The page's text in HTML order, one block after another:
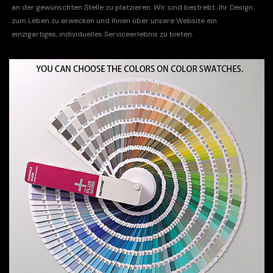
an der gewünschten Stelle zu platzieren. Wir sind bestrebt, Ihr Design
zum Leben zu erwecken und Ihnen über unsere Website ein
einzigartiges, individuelles Serviceerlebnis zu bieten.